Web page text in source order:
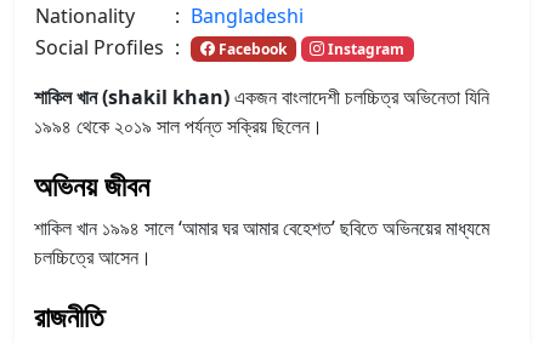
Nationality
: Bangladeshi
Social Profiles : Facebook Instagram
শাকিল খান (shakil khan)একজন বাংলাদেশী চলচ্চিত্র অভিনেতা যিনি
১৯৯৪ থেকে ২০১৯ সাল পর্যন্ত সক্রিয় ছিলেন।
অভিনয় জীবন
শাকিল খান ১৯৯৪ সালে ‘আমার ঘর আমার বেহেশত’ ছবিতে অভিনয়ের মাধ্যমে
চলচ্চিত্রে আসেন।
রাজনীতি